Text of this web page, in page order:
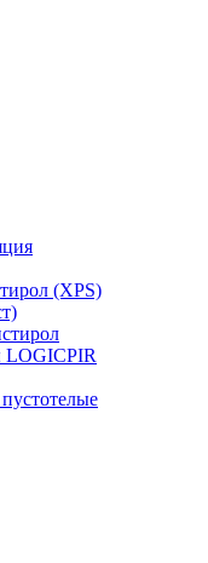
(XPS)
LOGICPIR